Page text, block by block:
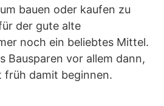
bauen oder kaufen zu
der gute alte
noch ein beliebtes Mittel.
Bausparen vor allem dann,
früh damit beginnen.